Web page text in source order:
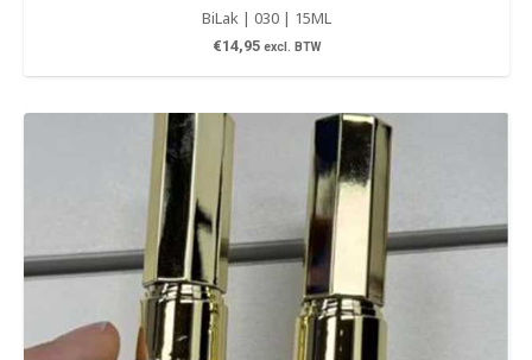
BiLak | 030 | 15ML
€14,95 excl. BTW